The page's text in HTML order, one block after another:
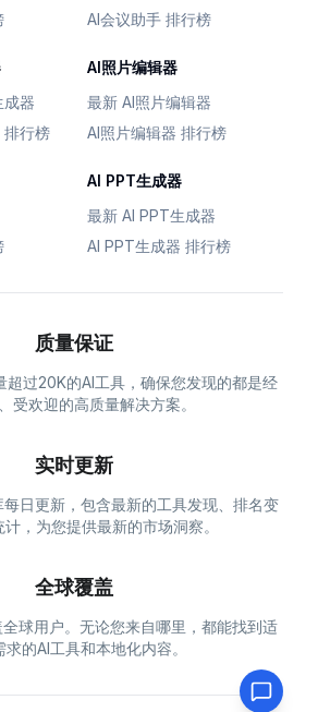
AI会议助手 排行榜
成器
排行榜
AI照片编辑器
最新 AI照片编辑器
AI照片编辑器 排行榜
AI PPT生成器
最新 AI PPT生成器
AI PPT生成器 排行榜
质量保证
超过20K的AI工具，确保您发现的都是经
受欢迎的高质量解决方案。
实时更新
日更新，包含最新的工具发现、排名变
，为您提供最新的市场洞察。
全球覆盖
球用户。无论您来自哪里，都能找到适
求的AI工具和本地化内容。